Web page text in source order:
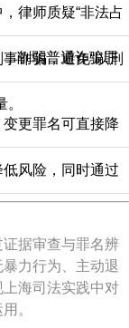
律师质疑“非法占
，削弱普通诈骗罪
诈骗，避免“以刑
变更罪名可直接降
风险，同时通过
据审查与罪名辨
力行为、主动退
海司法实践中对
。